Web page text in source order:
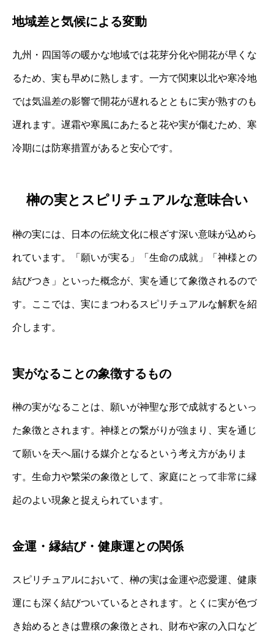
地域差と気候による変動
九州・四国等の暖かな地域では花芽分化や開花が早くな
るため、実も早めに熟します。一方で関東以北や寒冷地
では気温差の影響で開花が遅れるとともに実が熟すのも
遅れます。遅霜や寒風にあたると花や実が傷むため、寒
冷期には防寒措置があると安心です。
榊の実とスピリチュアルな意味合い
榊の実には、日本の伝統文化に根ざす深い意味が込めら
れています。「願いが実る」「生命の成就」「神様との
結びつき」といった概念が、実を通じて象徴されるので
す。ここでは、実にまつわるスピリチュアルな解釈を紹
介します。
実がなることの象徴するもの
榊の実がなることは、願いが神聖な形で成就するといっ
た象徴とされます。神様との繋がりが強まり、実を通じ
て願いを天へ届ける媒介となるという考え方がありま
す。生命力や繁栄の象徴として、家庭にとって非常に縁
起のよい現象と捉えられています。
金運・縁結び・健康運との関係
スピリチュアルにおいて、榊の実は金運や恋愛運、健康
運にも深く結びついているとされます。とくに実が色づ
き始めるときは豊穣の象徴とされ、財布や家の入口など